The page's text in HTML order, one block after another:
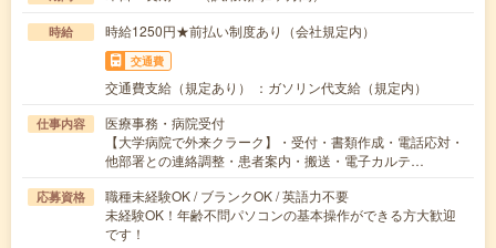
時給 時給1250円★前払い制度あり（会社規定内）
交通費
交通費支給（規定あり） ：ガソリン代支給（規定内）
仕事内容
医療事務・病院受付
【大学病院で外来クラーク】・受付・書類作成・電話応対・
他部署との連絡調整・患者案内・搬送・電子カルテ…
応募資格
職種未経験OK / ブランクOK / 英語力不要
未経験OK！年齢不問パソコンの基本操作ができる方大歓迎
です！